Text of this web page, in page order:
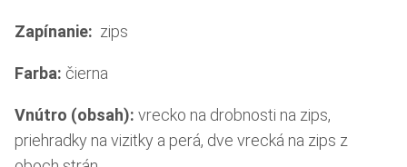
Zapínanie: zips
Farba: čierna
Vnútro (obsah): vrecko na drobnosti na zips,
priehradky na vizitky a perá, dve vrecká na zips z